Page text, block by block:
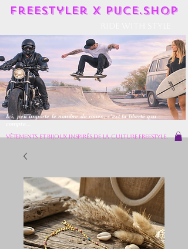
Freestyler X Puce.shop
vêtements et bijoux inspirés de la culture freestyle.
Ici, peu importe le nombre de roues, c'est la liberté qui